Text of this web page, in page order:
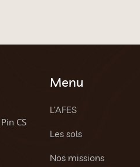
CS
Menu
L’AFES
Les sols
Nos missions